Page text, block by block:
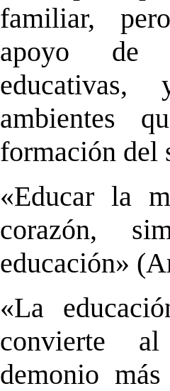
familiar,
apoyo de
ambientes
formación del
«Educar la
corazón,
educación»
«La
convierte
demonio